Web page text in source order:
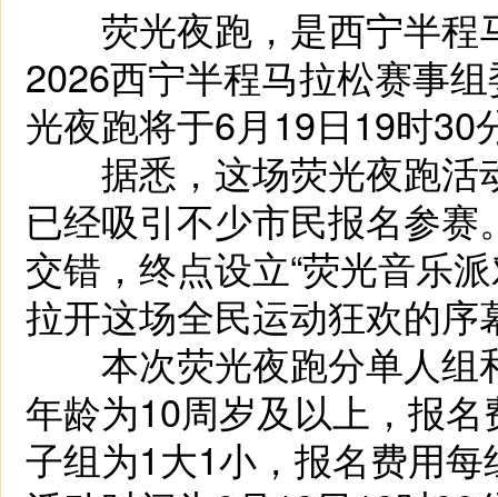
荧光夜跑，是西宁半程
2026西宁半程马拉松赛事
光夜跑将于6月19日19时30
据悉，这场荧光夜跑活
已经吸引不少市民报名参
交错，终点设立“荧光音乐
拉开这场全民运动狂欢的序
本次荧光夜跑分单人组
年龄为10周岁及以上，报
子组为1大1小，报名费用